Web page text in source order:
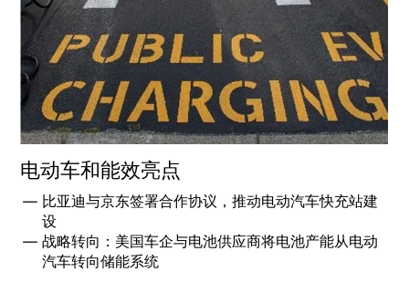
电动车和能效亮点
比亚迪与京东签署合作协议，推动电动汽车快充站建
设
战略转向：美国车企与电池供应商将电池产能从电动
汽车转向储能系统